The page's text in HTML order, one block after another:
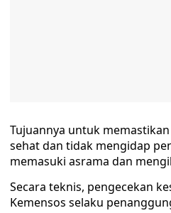
Tujuannya untuk
sehat dan tidak mengidap
memasuki asrama dan
Secara teknis, pengecekan
Kemensos selaku